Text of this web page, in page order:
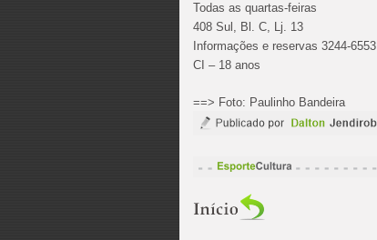
Todas as quartas-feiras
408 Sul, Bl. C, Lj. 13
Informações e reservas 3244-6553
CI – 18 anos
==> Foto: Paulinho Bandeira